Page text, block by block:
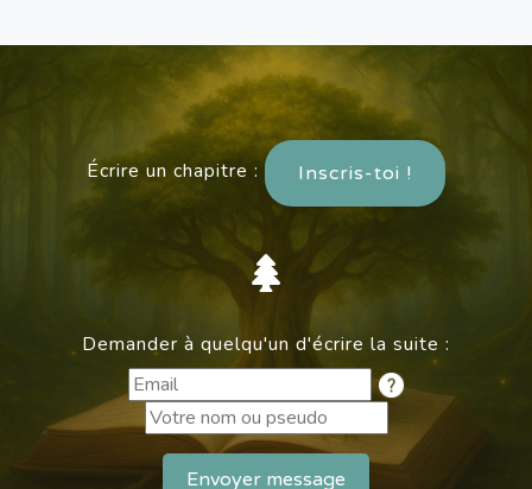
Écrire un chapitre : Inscris-toi !
Demander à quelqu'un d'écrire la suite :
Envoyer message